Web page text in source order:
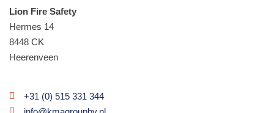
Lion Fire Safety
Hermes 14
8448 CK
Heerenveen
+31 (0) 515 331 344